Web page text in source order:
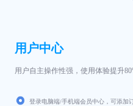
用户中心
用户自主操作性强，使用体验提升
登录电脑端/手机端会员中心，可添加